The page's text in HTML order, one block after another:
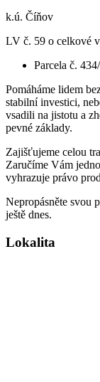
k.ú. Číňov
LV č. 59 o celkové
Parcela č.
Pomáháme lidem
stabilní investici,
vsadili na jistotu a
pevné základy.
Zajišťujeme celou
Zaručíme Vám
vyhrazuje právo
Nepropásněte svou
ještě dnes.
Lokalita